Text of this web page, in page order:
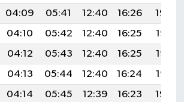
04:09 05:41 12:40 16:26
19:30
04:10 05:42 12:40 16:25
19:28
04:12 05:43 12:40 16:25
19:27
04:13 05:44 12:40 16:24
19:25
04:14 05:45 12:39 16:23
19:24